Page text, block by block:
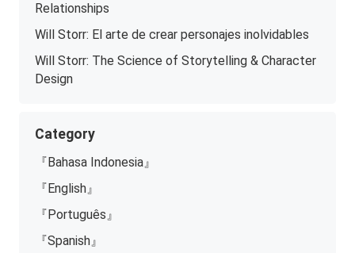
Relationships
Will Storr: El arte de crear personajes inolvidables
Will Storr: The Science of Storytelling & Character
Design
Category
『Bahasa Indonesia』
『English』
『Português』
『Spanish』